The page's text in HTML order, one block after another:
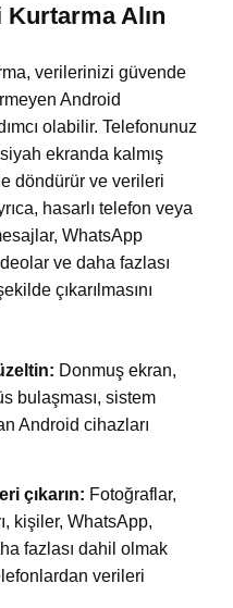
Alın
verilerinizi güvende
Android
olabilir. Telefonunuz
ekranda kalmış
döndürür ve verileri
hasarlı telefon veya
WhatsApp
ve daha fazlası
çıkarılmasını
Donmuş ekran,
bulaşması, sistem
Android cihazları
çıkarın: Fotoğraflar,
kişiler, WhatsApp,
fazlası dahil olmak
verileri